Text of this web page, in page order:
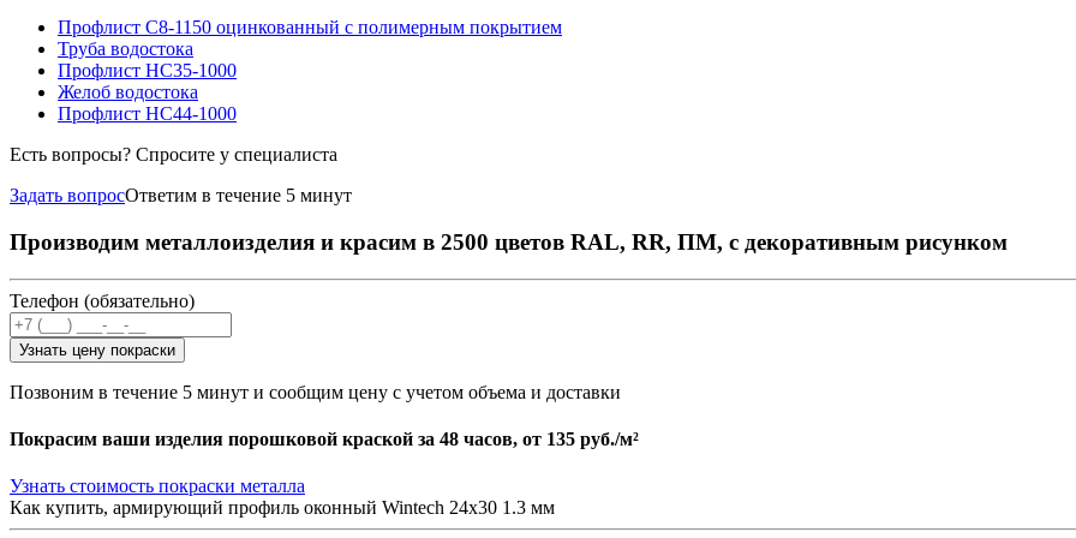
Профлист С8-1150 оцинкованный с полимерным покрытием
Труба водостока
Профлист НС35-1000
Желоб водостока
Профлист НС44-1000
Есть вопросы? Спросите у специалиста
Задать вопросОтветим в течение 5 минут
Производим металлоизделия и красим в 2500 цветов RAL, RR, ПМ, с декоративным рисунком
Телефон (обязательно)
Узнать цену покраски
Позвоним в течение 5 минут и сообщим цену с учетом объема и доставки
Покрасим ваши изделия порошковой краской за 48 часов, от 135 руб./м²
Узнать стоимость покраски металла
Как купить, армирующий профиль оконный Wintech 24х30 1.3 мм